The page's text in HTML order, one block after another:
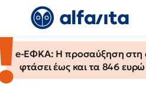
e-ΕΦΚΑ: Η προσαύξηση στη
φτάσει έως και τα 846 ευρώ